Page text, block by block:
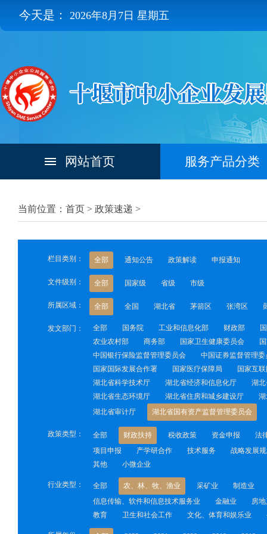
今天是： 2026年8月7日 星期五
网站首页 服务产品分类
当前位置：首页 > 政策速递 >
栏目类别： 全部 通知公告 政策解读 申报通知
文件级别： 全部 国家级 省级 市级
所属区域： 全部 全国 湖北省 茅箭区 张湾区
发文部门： 全部 国务院 工业和信息化部 财政部
农业农村部
商务部 国家卫生健康委员会
中国银行保险监督管理委员会
中国证券监督管理委
国家国际发展合作署
国家医疗保障局
国家互
湖北省科学技术厅
湖北省经济和信息化厅
湖
湖北省生态环境厅
湖北省住房和城乡建设厅
湖北省审计厅
湖北省国有资产监督管理委员会
政策类型： 全部 财政扶持 税收政策 资金申报
法
项目申报
产学研合作 技术服务
战略发展
其他
小微企业
行业类型： 全部 农、林、牧、渔业 采矿业
制造业
信息传输、软件和信息技术服务业
金融业
房
教育
卫生和社会工作 文化、体育和娱乐业